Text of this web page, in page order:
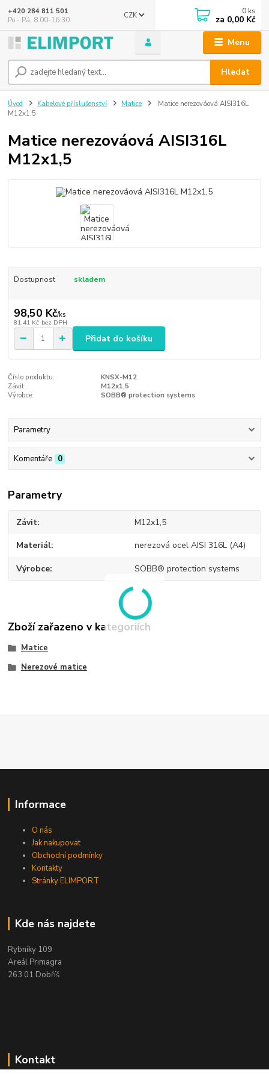
Menu
CZK
Hledat
+420 284 811 501
Po - Pá, 8:00-16:30
0 ks
za 0,00 Kč
Úvod Kabelové příslušenství Matice
Matice nerezováová AISI316L
M12x1,5
Matice nerezováová AISI316L
M12x1,5
Dostupnost skladem
98,50 Kč/ks
81,41 Kč bez DPH
Přidat do košíku
Číslo produktu:
KNSX-M12
Závit:
M12x1,5
Výrobce:
SOBB® protection systems
Parametry
Komentáře 0
Parametry
Závit M12x1,5
Materiál nerezová ocel AISI 316L (A4)
Výrobce SOBB® protection systems
Zboží zařazeno v kategoriích
Matice
Nerezové matice
Informace
O nás
Jak nakupovat
Obchodní podmínky
Kontakty
Stránky ELIMPORT
Kde nás najdete
Rybníky 109
Areál Primagra
263 01 Dobříš
Kontakt